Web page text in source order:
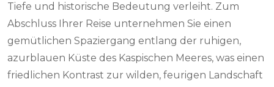
Tiefe und historische Bedeutung verleiht. Zum
Abschluss Ihrer Reise unternehmen Sie einen
gemütlichen Spaziergang entlang der ruhigen,
azurblauen Küste des Kaspischen Meeres, was einen
friedlichen Kontrast zur wilden, feurigen Landschaft